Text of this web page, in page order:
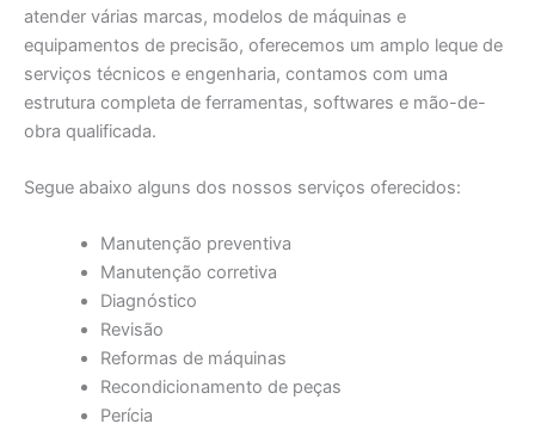
atender várias marcas, modelos de máquinas e
equipamentos de precisão, oferecemos um amplo leque de
serviços técnicos e engenharia, contamos com uma
estrutura completa de ferramentas, softwares e mão-de-
obra qualificada.
Segue abaixo alguns dos nossos serviços oferecidos:
Manutenção preventiva
Manutenção corretiva
Diagnóstico
Revisão
Reformas de máquinas
Recondicionamento de peças
Perícia